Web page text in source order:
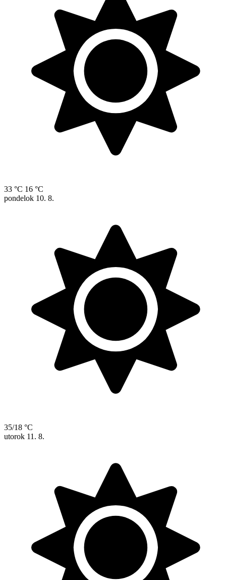
33 °C 16 °C
pondelok 10. 8.
35/18 °C
utorok 11. 8.